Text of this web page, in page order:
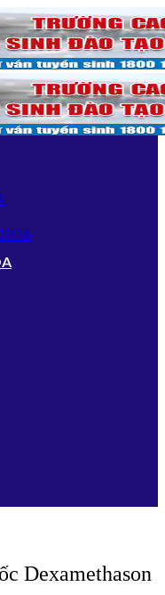
Dexamethason